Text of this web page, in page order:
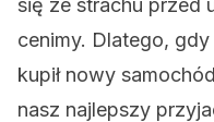
się ze strachu przed
cenimy. Dlatego,
kupił nowy
nasz najlepszy